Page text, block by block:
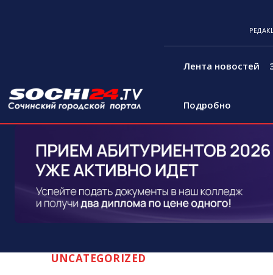
Лента новостей
Подробно
UNCATEGORIZED